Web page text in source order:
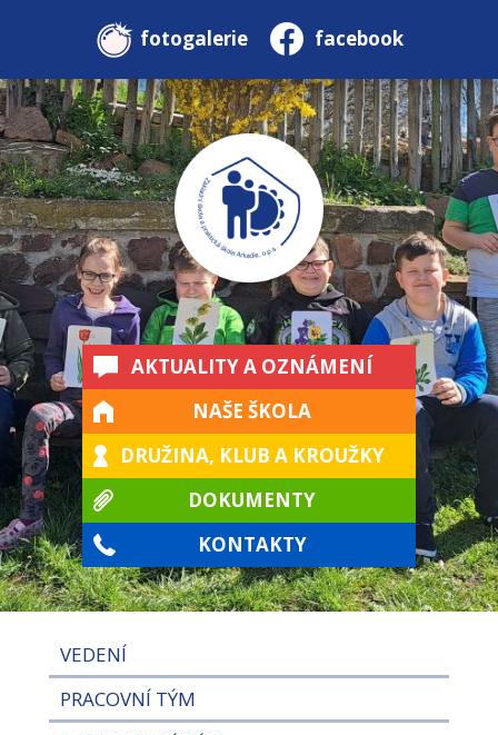
fotogalerie facebook
AKTUALITY A OZNÁMENÍ
NAŠE ŠKOLA
DRUŽINA, KLUB A KROUŽKY
DOKUMENTY
KONTAKTY
VEDENÍ
PRACOVNÍ TÝM